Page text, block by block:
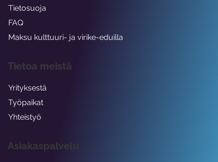
Asiakaspalvelu
Tietosuoja
FAQ
Maksu kulttuuri- ja virike-eduilla
Tietoa meistä
Yrityksestä
Työpaikat
Yhteistyö